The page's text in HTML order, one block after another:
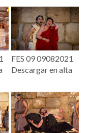
FES 09 09082021
Descargar en alta